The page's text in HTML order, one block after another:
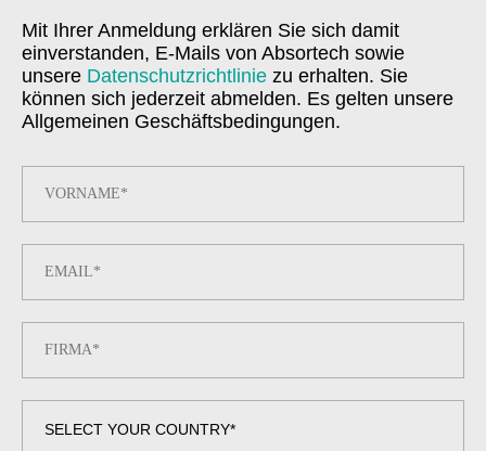
Mit Ihrer Anmeldung erklären Sie sich damit
einverstanden, E-Mails von Absortech sowie
unsere Datenschutzrichtlinie zu erhalten. Sie
können sich jederzeit abmelden. Es gelten unsere
Allgemeinen Geschäftsbedingungen.